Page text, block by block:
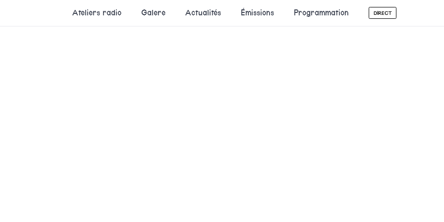
Ateliers radio Galere Actualités Émissions Programmation DIRECT